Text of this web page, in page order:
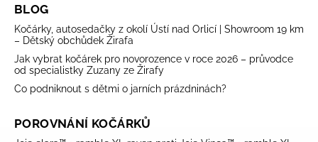
BLOG
Kočárky, autosedačky z okolí Ústí nad Orlicí | Showroom 19 km
– Dětský obchůdek Žirafa
Jak vybrat kočárek pro novorozence v roce 2026 – průvodce
od specialistky Zuzany ze Žirafy
Co podniknout s dětmi o jarních prázdninách?
POROVNÁNÍ KOČÁRKŮ